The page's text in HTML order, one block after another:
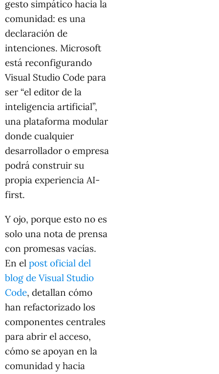
gesto simpático hacia la
comunidad: es una
declaración de
intenciones. Microsoft
está reconfigurando
Visual Studio Code para
ser “el editor de la
inteligencia artificial”,
una plataforma modular
donde cualquier
desarrollador o empresa
podrá construir su
propia experiencia AI-
first.
Y ojo, porque esto no es
solo una nota de prensa
con promesas vacías.
En el post oficial del
blog de Visual Studio
Code, detallan cómo
han refactorizado los
componentes centrales
para abrir el acceso,
cómo se apoyan en la
comunidad y hacia